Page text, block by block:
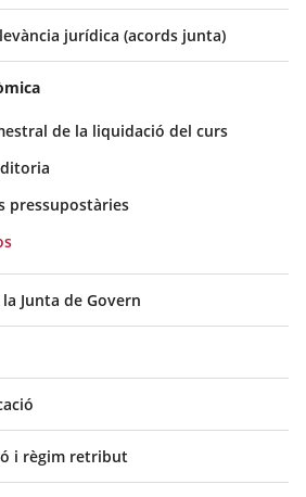
jurídica (acords junta)
de la liquidació del curs
pressupostàries
Junta de Govern
i règim retribut